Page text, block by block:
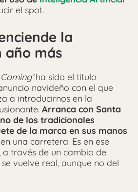
el spot.
la
año más
ha sido el título
navideño con el que
a introducirnos en la
Arranca con Santa
de los tradicionales
de la marca en sus manos
una carretera. Es en ese
través de un cambio de
vuelve real, aunque no del